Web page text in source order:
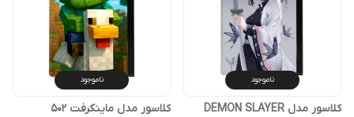
ناموجود
کلاسور مدل DEMON SLAYER
ناموجود
کلاسور مدل ماینکرفت 502